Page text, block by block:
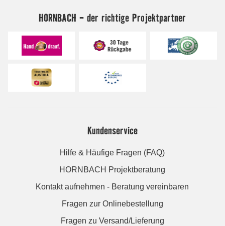
HORNBACH - der richtige Projektpartner
Kundenservice
Hilfe & Häufige Fragen (FAQ)
HORNBACH Projektberatung
Kontakt aufnehmen - Beratung vereinbaren
Fragen zur Onlinebestellung
Fragen zu Versand/Lieferung